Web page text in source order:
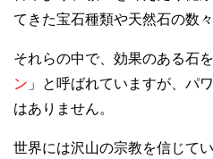
てきた宝石種類や天然石の数々
それらの中で、効果のある石
ン 」と呼ばれていますが、パ
はありません。
世界には沢山の宗教を信じて